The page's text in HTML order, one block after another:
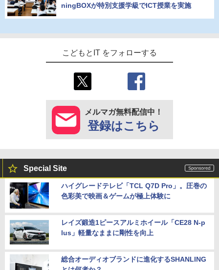
ningBOXが特別支援学級でICT授業を実施
こどもとIT をフォローする
メルマガ無料配信中！
登録はこちら
Special Site
ハイグレードテレビ「TCL Q7D Pro」。圧巻の
色彩美で映画＆ゲームが極上体験に
レイズ鍛造1ピースアルミホイール「CE28 N-p
lus」軽量なままに剛性を向上
総合オーディオブランドに進化するSHANLING